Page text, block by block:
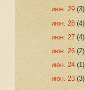
июн. 29 (3)
июн. 28 (4)
июн. 27 (4)
июн. 26 (2)
июн. 24 (1)
июн. 23 (3)